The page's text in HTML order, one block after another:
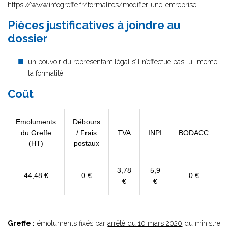
https://www.infogreffe.fr/formalites/modifier-une-entreprise
Pièces justificatives à joindre au
dossier
un pouvoir du représentant légal s’il n’effectue pas lui-même
la formalité
Coût
Emoluments
du Greffe
(HT)
Débours
/ Frais
postaux
TVA INPI BODACC
44,48 € 0 €
3,78
€
5,9
€
0 €
Greffe : émoluments fixés pararrêté du 10 mars 2020 du ministre